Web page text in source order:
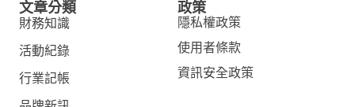
文章分類
財務知識
活動紀錄
行業記帳
政策
隱私權政策
使用者條款
資訊安全政策